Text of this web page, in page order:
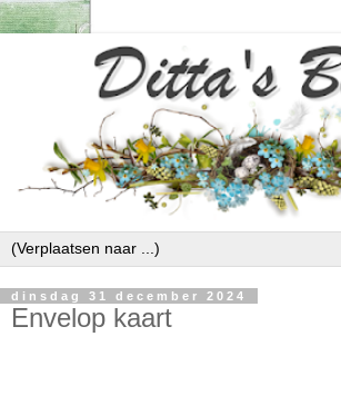
dinsdag 31 december 2024
Envelop kaart